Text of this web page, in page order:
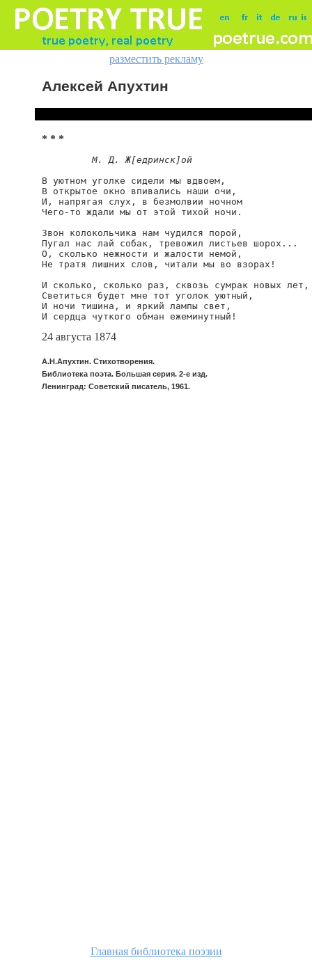
разместить рекламу
Алексей Апухтин
* * *
М. Д. Ж[едринск]ой
В уютном уголке сидели мы вдвоем,
В открытое окно впивались наши очи,
И, напрягая слух, в безмолвии ночном
Чего-то ждали мы от этой тихой ночи.
Звон колокольчика нам чудился порой,
Пугал нас лай собак, тревожил листьев шорох...
О, сколько нежности и жалости немой,
Не тратя лишних слов, читали мы во взорах!
И сколько, сколько раз, сквозь сумрак новых лет,
Светиться будет мне тот уголок уютный,
И ночи тишина, и яркий лампы свет,
24 августа 1874
А.Н.Апухтин. Стихотворения.
Библиотека поэта. Большая серия. 2-е изд.
Ленинград: Советский писатель, 1961.
Главная библиотека поэзии